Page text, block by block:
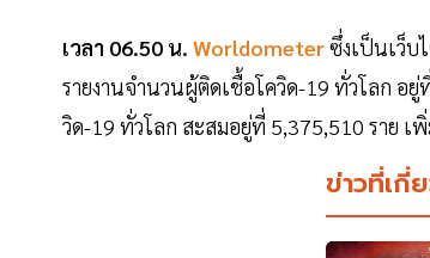
เวลา 06.50 น. Worldometerซึ่งเป็นเว็บ
รายงานจำนวนผู้ติดเชื้อโควิด-19 ทั่วโลก อ
วิด-19 ทั่วโลก สะสมอยู่ที่ 5,375,510 ราย เ
ข่าวที่เกี่